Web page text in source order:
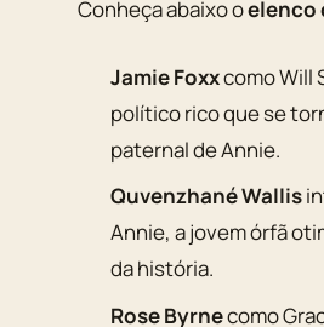
Conheça abaixo oelenco
Jamie Foxxcomo Will
político rico que se
paternal de Annie.
Quvenzhané Wallis
Annie, a jovem órfã
da história.
Rose Byrnecomo